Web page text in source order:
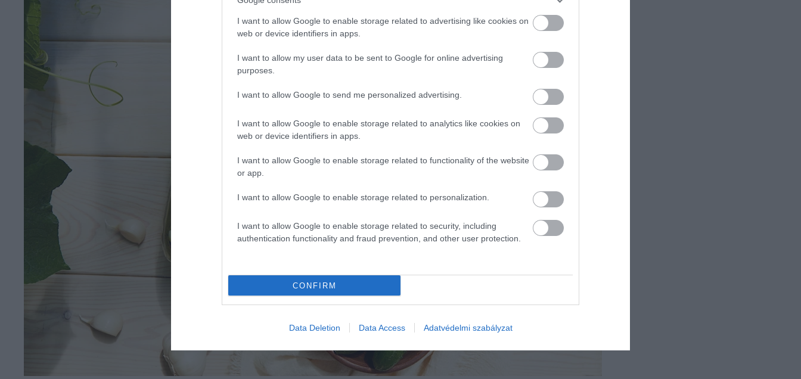
I want to allow Google to enable storage related to advertising like cookies on
web or device identifiers in apps.
I want to allow my user data to be sent to Google for online advertising
purposes.
I want to allow Google to send me personalized advertising.
I want to allow Google to enable storage related to analytics like cookies on
web or device identifiers in apps.
I want to allow Google to enable storage related to functionality of the website
or app.
I want to allow Google to enable storage related to personalization.
I want to allow Google to enable storage related to security, including
authentication functionality and fraud prevention, and other user protection.
CONFIRM
Data Deletion Data Access Adatvédelmi szabályzat